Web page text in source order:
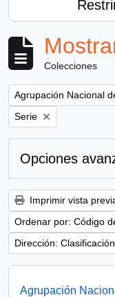
Colecciones
Remove filter:
Agrupación Nacional
Remove filter:
Serie
Opciones
Imprimir vista
Ordenar por: Código
Dirección: